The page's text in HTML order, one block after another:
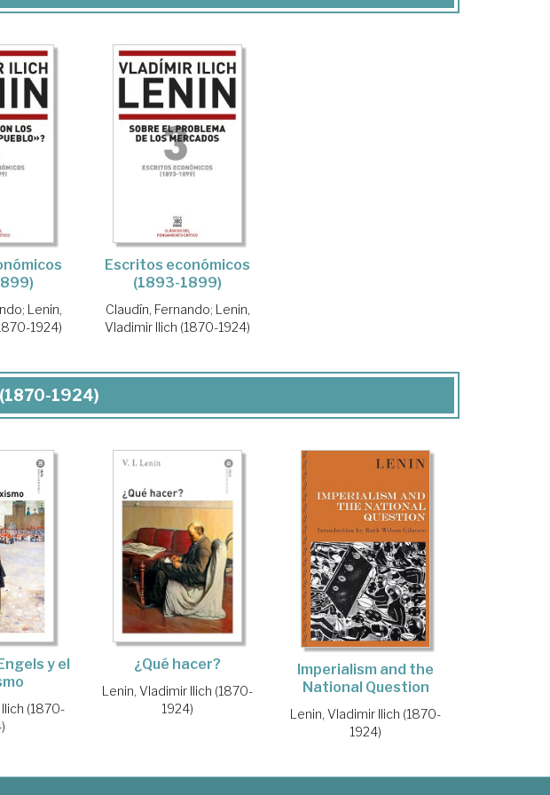
; Lenin,
1924)
Escritos económicos
(1893-1899)
Claudín, Fernando; Lenin,
Vladimir Ilich (1870-1924)
1924)
y el
(1870-
¿Qué hacer?
Lenin, Vladimir Ilich (1870-
1924)
Imperialism and the
National Question
Lenin, Vladimir Ilich (1870-
1924)